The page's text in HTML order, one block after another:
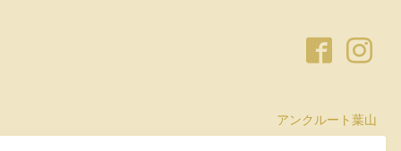
アンクルート葉山